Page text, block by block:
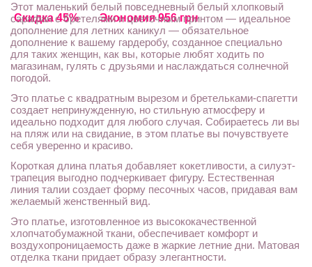
Скидка 45% Экономия 956 грн
Этот маленький белый повседневный белый хлопковый
сарафан с бретелями и цветочным принтом — идеальное
дополнение для летних каникул — обязательное
дополнение к вашему гардеробу, созданное специально
для таких женщин, как вы, которые любят ходить по
магазинам, гулять с друзьями и наслаждаться солнечной
погодой.
Это платье с квадратным вырезом и бретельками-спагетти
создает непринужденную, но стильную атмосферу и
идеально подходит для любого случая. Собираетесь ли вы
на пляж или на свидание, в этом платье вы почувствуете
себя уверенно и красиво.
Короткая длина платья добавляет кокетливости, а силуэт-
трапеция выгодно подчеркивает фигуру. Естественная
линия талии создает форму песочных часов, придавая вам
желаемый женственный вид.
Это платье, изготовленное из высококачественной
хлопчатобумажной ткани, обеспечивает комфорт и
воздухопроницаемость даже в жаркие летние дни. Матовая
отделка ткани придает образу элегантности.